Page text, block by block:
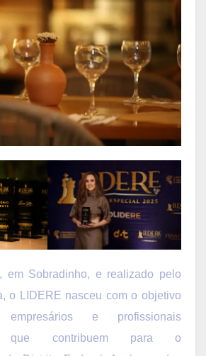
, em Sobradinho, e realizado pelo
o LIDERE nasceu com o objetivo
e profissionais
que contribuem para o